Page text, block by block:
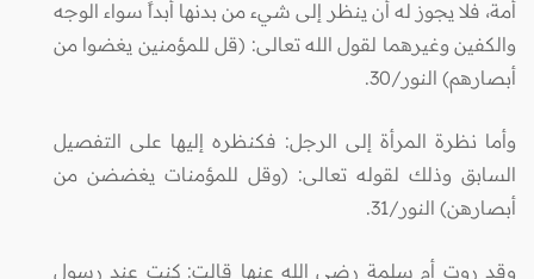
أمة، فلا يجوز له أن ينظر إلى شيء من بدنها أبداً سواء الوجه
والكفين وغيرهما لقول الله تعالى: (قل للمؤمنين يغضوا من
أبصارهم) النور/30.
وأما نظرة المرأة إلى الرجل: فكنظره إليها على التفصيل
السابق وذلك لقوله تعالى: (وقل للمؤمنات يغضضن من
أبصارهن) النور/31.
وقد روت أم سلمة رضي الله عنها قالت: كنت عند رسول